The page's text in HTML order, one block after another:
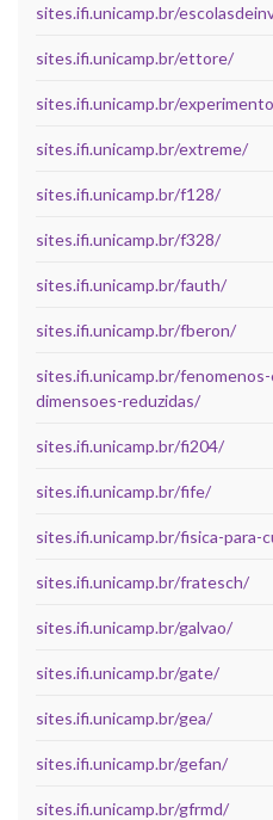
sites.ifi.unicamp.br/
sites.ifi.unicamp.br/ettore/
sites.ifi.unicamp.br/
sites.ifi.unicamp.br/extreme/
sites.ifi.unicamp.br/f128/
sites.ifi.unicamp.br/f328/
sites.ifi.unicamp.br/fauth/
sites.ifi.unicamp.br/fberon/
sites.ifi.unicamp.br/
dimensoes-reduzidas/
sites.ifi.unicamp.br/fi204/
sites.ifi.unicamp.br/fife/
sites.ifi.unicamp.br/fisica-para-
sites.ifi.unicamp.br/fratesch/
sites.ifi.unicamp.br/galvao/
sites.ifi.unicamp.br/gate/
sites.ifi.unicamp.br/gea/
sites.ifi.unicamp.br/gefan/
sites.ifi.unicamp.br/gfrmd/